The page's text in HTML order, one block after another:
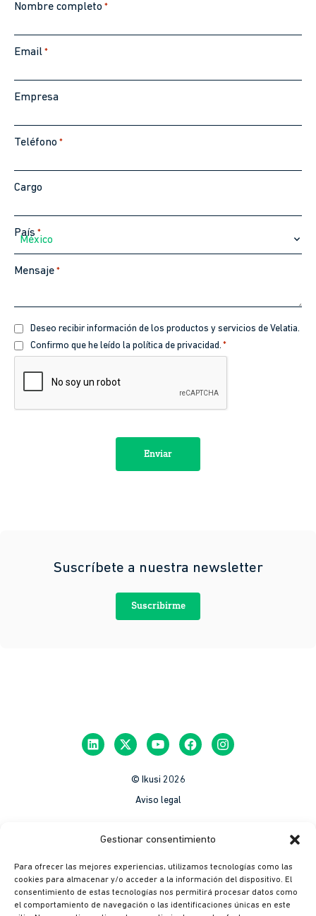
Gestionar consentimiento
Para ofrecer las mejores experiencias, utilizamos tecnologías como las
cookies para almacenar y/o acceder a la información del dispositivo. El
consentimiento de estas tecnologías nos permitirá procesar datos como
el comportamiento de navegación o las identificaciones únicas en este
Nombre completo *
Email *
Empresa
Teléfono *
Cargo
País *
México
Mensaje *
Recibir
información
Deseo recibir información de los productos y servicios de Velatia.
Política
de
privacidad
Confirmo que he leído la política de privacidad. *
CAPTCHA
Suscríbete a nuestra newsletter
Suscribirme
© Ikusi 2026
Aviso legal
Política de Privacidad
México